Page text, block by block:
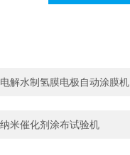
电解水制氢膜电极自动涂膜机
纳米催化剂涂布试验机